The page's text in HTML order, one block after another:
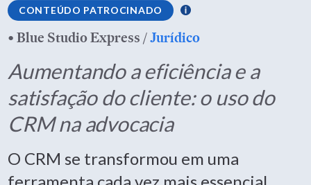
CONTEÚDO PATROCINADO
•Blue Studio Express/Jurídico
Aumentando a eficiência e a
satisfação do cliente: o uso do
CRM na advocacia
O CRM se transformou em uma